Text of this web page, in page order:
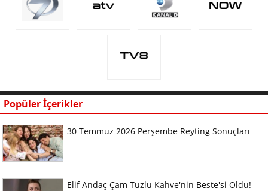
Popüler İçerikler
30 Temmuz 2026 Perşembe Reyting Sonuçları
Elif Andaç Çam Tuzlu Kahve'nin Beste'si Oldu!